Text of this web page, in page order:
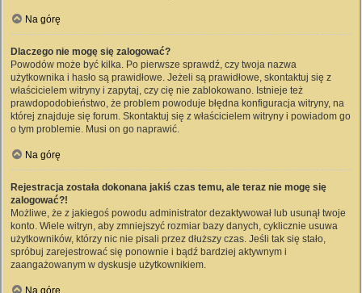
Na górę
Dlaczego nie mogę się zalogować?
Powodów może być kilka. Po pierwsze sprawdź, czy twoja nazwa
użytkownika i hasło są prawidłowe. Jeżeli są prawidłowe, skontaktuj się z
właścicielem witryny i zapytaj, czy cię nie zablokowano. Istnieje też
prawdopodobieństwo, że problem powoduje błędna konfiguracja witryny, na
której znajduje się forum. Skontaktuj się z właścicielem witryny i powiadom go
o tym problemie. Musi on go naprawić.
Na górę
Rejestracja została dokonana jakiś czas temu, ale teraz nie mogę się
zalogować?!
Możliwe, że z jakiegoś powodu administrator dezaktywował lub usunął twoje
konto. Wiele witryn, aby zmniejszyć rozmiar bazy danych, cyklicznie usuwa
użytkowników, którzy nic nie pisali przez dłuższy czas. Jeśli tak się stało,
spróbuj zarejestrować się ponownie i bądź bardziej aktywnym i
zaangażowanym w dyskusje użytkownikiem.
Na górę